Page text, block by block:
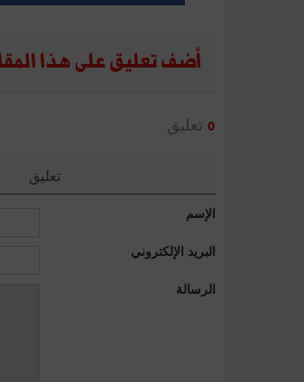
أضف تعليق على هذا
0 تعليق
تعليق
الإسم
البريد الإلكتروني
الرسالة